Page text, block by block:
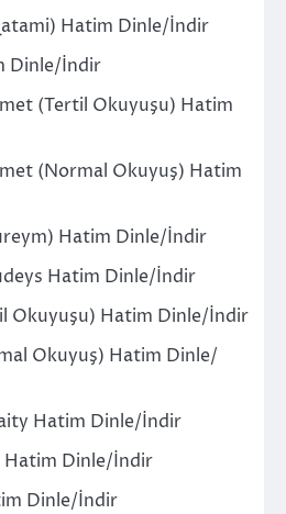
Hatim Dinle/İndir
Dinle/İndir
(Tertil Okuyuşu) Hatim
(Normal Okuyuş) Hatim
Hatim Dinle/İndir
Hatim Dinle/İndir
Okuyuşu) Hatim Dinle/İndir
Okuyuş) Hatim Dinle/
Hatim Dinle/İndir
Hatim Dinle/İndir
Dinle/İndir